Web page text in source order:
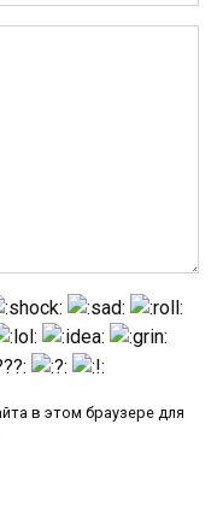
в этом браузере для